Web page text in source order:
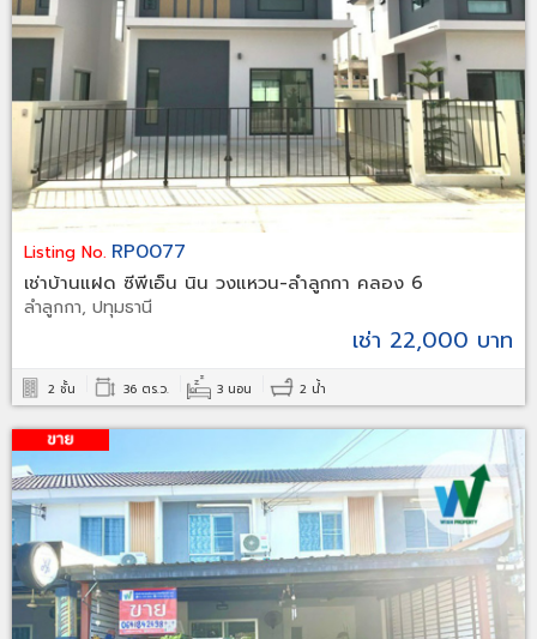
Listing No. RP0077
เช่าบ้านแฝด ซีพีเอ็น นิน วงแหวน-ลำลูกกา คลอง 6
ลำลูกกา, ปทุมธานี
เช่า 22,000 บาท
2 ชั้น 36 ตร.ว. 3 นอน 2 น้ำ